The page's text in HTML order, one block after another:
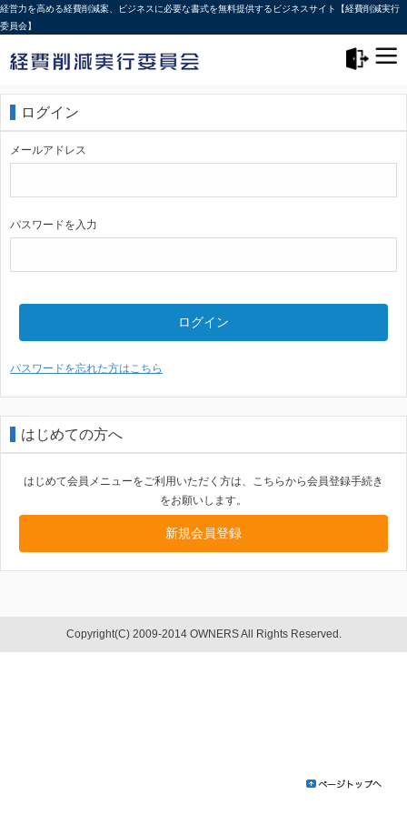
経営力を高める経費削減案、ビジネスに必要な書式を無料提供するビジネスサイト【経費削減実行
委員会】
ログイン
メールアドレス
パスワードを入力
ログイン
パスワードを忘れた方はこちら
はじめての方へ
はじめて会員メニューをご利用いただく方は、こちらから会員登録手続き
をお願いします。
新規会員登録
Copyright(C) 2009-2014 OWNERS All Rights Reserved.